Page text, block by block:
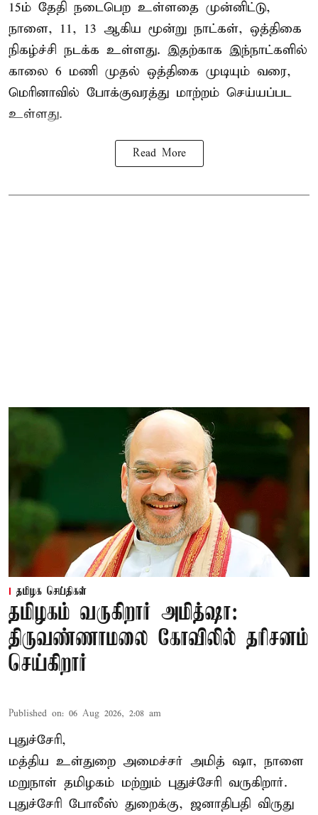
15ம் தேதி நடைபெற உள்ளதை முன்னிட்டு,
நாளை, 11, 13 ஆகிய மூன்று நாட்கள், ஒத்திகை
நிகழ்ச்சி நடக்க உள்ளது. இதற்காக இந்நாட்களில்
காலை 6 மணி முதல் ஒத்திகை முடியும் வரை,
மெரினாவில் போக்குவரத்து மாற்றம் செய்யப்பட
உள்ளது.
Read More
தமிழக செய்திகள்
தமிழகம் வருகிறார் அமித்ஷா:
திருவண்ணாமலை கோவிலில் தரிசனம்
செய்கிறார்
Published on: 06 Aug 2026, 2:08 am
புதுச்சேரி,
மத்திய உள்துறை அமைச்சர் அமித் ஷா, நாளை
மறுநாள் தமிழகம் மற்றும் புதுச்சேரி வருகிறார்.
புதுச்சேரி போலீஸ் துறைக்கு, ஜனாதிபதி விருது